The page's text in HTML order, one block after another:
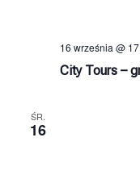
City Tours –
16 września @
ŚR.
16